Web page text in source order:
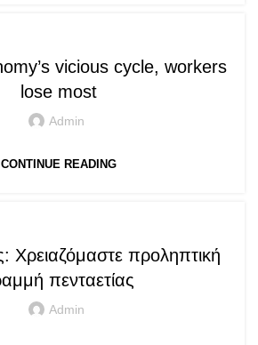
vicious cycle, workers
lose most
Admin
CONTINUE READING
Χρειαζόμαστε προληπτική
πενταετίας
Admin